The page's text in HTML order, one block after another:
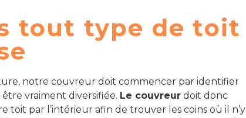
tout type de toit
notre couvreur doit commencer par identifier
vraiment diversifiée. Le couvreur doit donc
par l’intérieur afin de trouver les coins où il n’y